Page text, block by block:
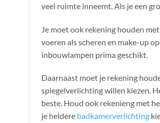
veel ruimte inneemt. Als je een
Je moet ook rekening houden
voeren als scheren en make-up
inbouwlampen prima geschikt.
Daarnaast moet je rekening
spiegelverlichting willen kiezen.
beste. Houd ook rekenieng met
je heldere badkamerverlichting